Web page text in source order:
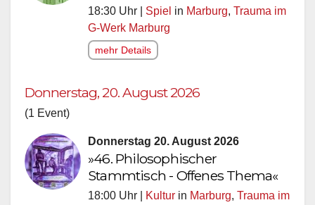
18:30 Uhr | Spiel in Marburg, Trauma im
G-Werk Marburg
mehr Details
Donnerstag, 20. August 2026
(1 Event)
Donnerstag 20. August 2026
»46. Philosophischer
Stammtisch - Offenes Thema«
18:00 Uhr | Kultur in Marburg, Trauma im